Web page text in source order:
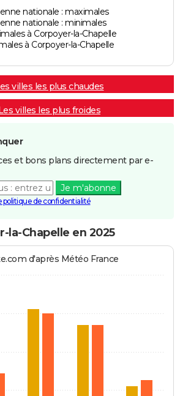
nationale : maximales
nationale : minimales
à Corpoyer-la-Chapelle
à Corpoyer-la-Chapelle
villes les plus chaudes
villes les plus froides
et bons plans directement par e-
Je m'abonne
politique de confidentialité
la-Chapelle en 2025
d'après Météo France